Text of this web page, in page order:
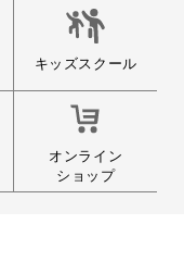
月 スクールカ
ご利用いただきあ
す…
キッズスクール
オンライン
ショップ